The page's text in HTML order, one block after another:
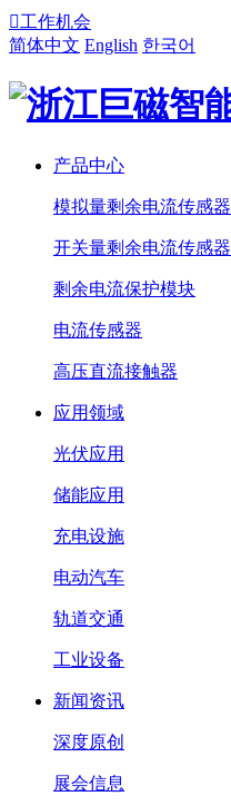
工作机会
简体中文 English 한국어
产品中心
模拟量剩余电流传感器
开关量剩余电流传感器
剩余电流保护模块
电流传感器
高压直流接触器
应用领域
光伏应用
储能应用
充电设施
电动汽车
轨道交通
工业设备
新闻资讯
深度原创
展会信息